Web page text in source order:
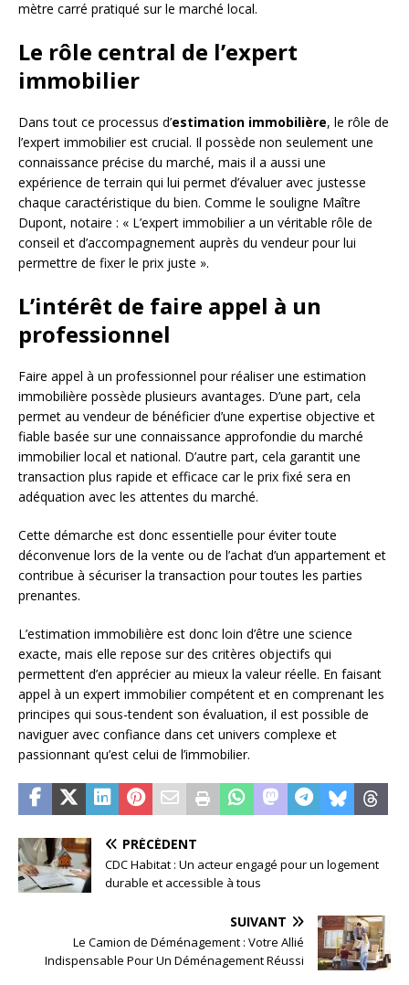
mètre carré pratiqué sur le marché local.
Le rôle central de l’expert
immobilier
Dans tout ce processus d’estimation immobilière, le rôle de
l’expert immobilier est crucial. Il possède non seulement une
connaissance précise du marché, mais il a aussi une
expérience de terrain qui lui permet d’évaluer avec justesse
chaque caractéristique du bien. Comme le souligne Maître
Dupont, notaire : « L’expert immobilier a un véritable rôle de
conseil et d’accompagnement auprès du vendeur pour lui
permettre de fixer le prix juste ».
L’intérêt de faire appel à un
professionnel
Faire appel à un professionnel pour réaliser une estimation
immobilière possède plusieurs avantages. D’une part, cela
permet au vendeur de bénéficier d’une expertise objective et
fiable basée sur une connaissance approfondie du marché
immobilier local et national. D’autre part, cela garantit une
transaction plus rapide et efficace car le prix fixé sera en
adéquation avec les attentes du marché.
Cette démarche est donc essentielle pour éviter toute
déconvenue lors de la vente ou de l’achat d’un appartement et
contribue à sécuriser la transaction pour toutes les parties
prenantes.
L’estimation immobilière est donc loin d’être une science
exacte, mais elle repose sur des critères objectifs qui
permettent d’en apprécier au mieux la valeur réelle. En faisant
appel à un expert immobilier compétent et en comprenant les
principes qui sous-tendent son évaluation, il est possible de
naviguer avec confiance dans cet univers complexe et
passionnant qu’est celui de l’immobilier.
PRÉCÉDENT
CDC Habitat : Un acteur engagé pour un logement
durable et accessible à tous
SUIVANT
Le Camion de Déménagement : Votre Allié
Indispensable Pour Un Déménagement Réussi